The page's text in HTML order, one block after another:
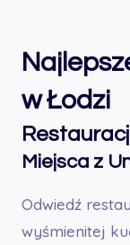
w Łodzi
Miejsca z
Odwiedź
wyśmienitej